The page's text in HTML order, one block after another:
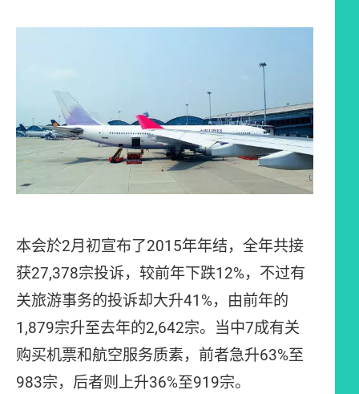
本会於2月初宣布了2015年年结，全年共接
获27,378宗投诉，较前年下跌12%，不过有
关旅游事务的投诉却大升41%，由前年的
1,879宗升至去年的2,642宗。当中7成有关
购买机票和航空服务质素，前者急升63%至
983宗，后者则上升36%至919宗。